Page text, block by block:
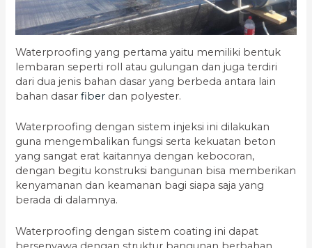
Waterproofing yang pertama yaitu memiliki bentuk
lembaran seperti roll atau gulungan dan juga terdiri
dari dua jenis bahan dasar yang berbeda antara lain
bahan dasarfiber dan polyester.
Waterproofing dengan sistem injeksi ini dilakukan
guna mengembalikan fungsi serta kekuatan beton
yang sangat erat kaitannya dengan kebocoran,
dengan begitu konstruksi bangunan bisa memberikan
kenyamanan dan keamanan bagi siapa saja yang
berada di dalamnya.
Waterproofing dengan sistem coating ini dapat